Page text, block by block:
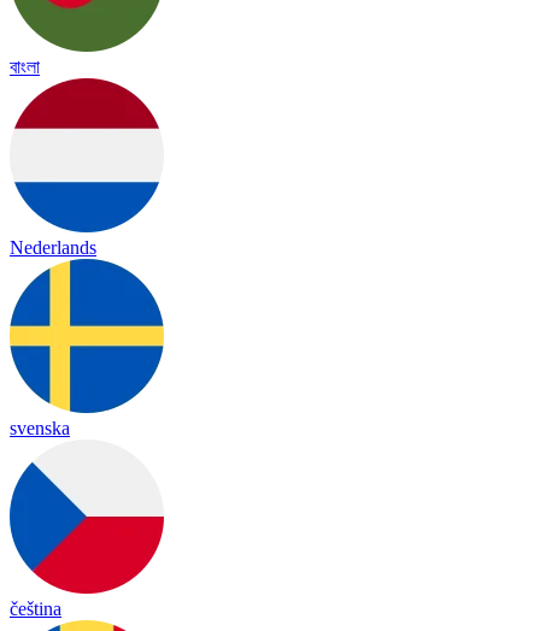
বাংলা
Nederlands
svenska
čeština